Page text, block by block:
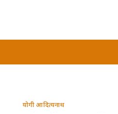
योगी आदित्‍यनाथ